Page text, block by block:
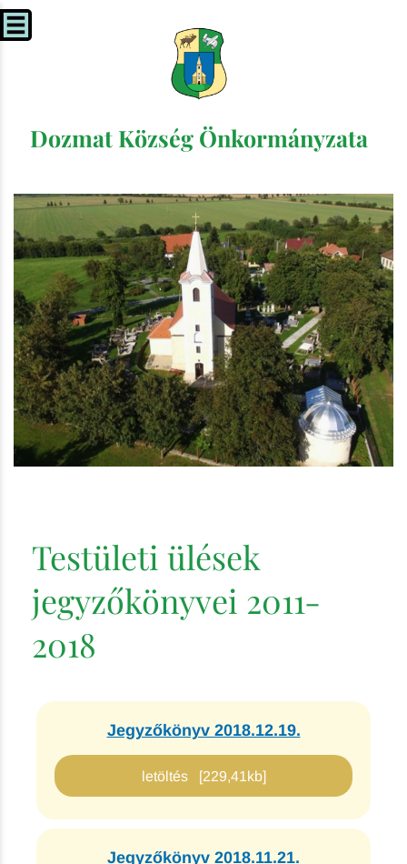
Dozmat Község Önkormányzata
Testületi ülések
jegyzőkönyvei 2011-
2018
Jegyzőkönyv 2018.12.19.
letöltés [229,41kb]
Jegyzőkönyv 2018.11.21.